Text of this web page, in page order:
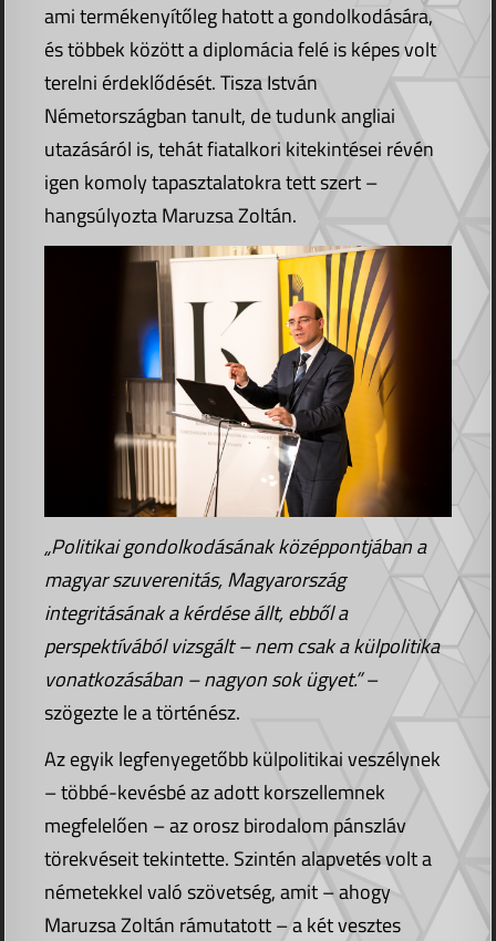
ami termékenyítőleg hatott a gondolkodására,
és többek között a diplomácia felé is képes volt
terelni érdeklődését. Tisza István
Németországban tanult, de tudunk angliai
utazásáról is, tehát fiatalkori kitekintései révén
igen komoly tapasztalatokra tett szert –
hangsúlyozta Maruzsa Zoltán.
„Politikai gondolkodásának középpontjában a
magyar szuverenitás, Magyarország
integritásának a kérdése állt, ebből a
perspektívából vizsgált – nem csak a külpolitika
vonatkozásában – nagyon sok ügyet.”–
szögezte le a történész.
Az egyik legfenyegetőbb külpolitikai veszélynek
– többé-kevésbé az adott korszellemnek
megfelelően – az orosz birodalom pánszláv
törekvéseit tekintette. Szintén alapvetés volt a
németekkel való szövetség, amit – ahogy
Maruzsa Zoltán rámutatott – a két vesztes